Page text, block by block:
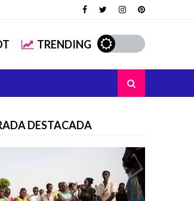
TRENDING
DESTACADA